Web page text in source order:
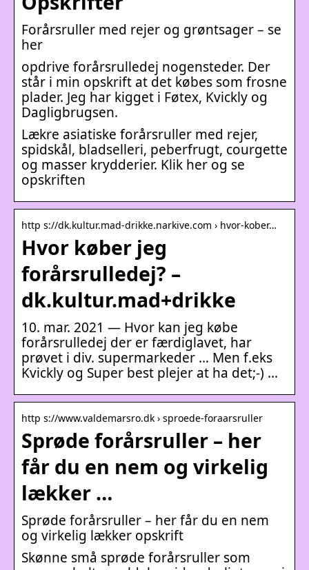
Forårsruller med rejer og grøntsager – se
her
opdrive forårsrulledej nogensteder. Der
står i min opskrift at det købes som frosne
plader. Jeg har kigget i Føtex, Kvickly og
Dagligbrugsen.
Lækre asiatiske forårsruller med rejer,
spidskål, bladselleri, peberfrugt, courgette
og masser krydderier. Klik her og se
opskriften
http s://dk.kultur.mad-drikke.narkive.com › hvor-kober…
Hvor køber jeg
forårsrulledej? –
dk.kultur.mad+drikke
10. mar. 2021 — Hvor kan jeg købe
forårsrulledej der er færdiglavet, har
prøvet i div. supermarkeder … Men f.eks
Kvickly og Super best plejer at ha det;-) …
http s://www.valdemarsro.dk › sproede-foraarsruller
Sprøde forårsruller – her
får du en nem og virkelig
lækker …
Sprøde forårsruller – her får du en nem
og virkelig lækker opskrift
Skønne små sprøde forårsruller som